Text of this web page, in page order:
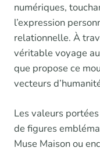
numériques,
l’expression
relationnelle. À
véritable voyage
que propose ce
vecteurs
Les valeurs
de figures
Muse Maison ou